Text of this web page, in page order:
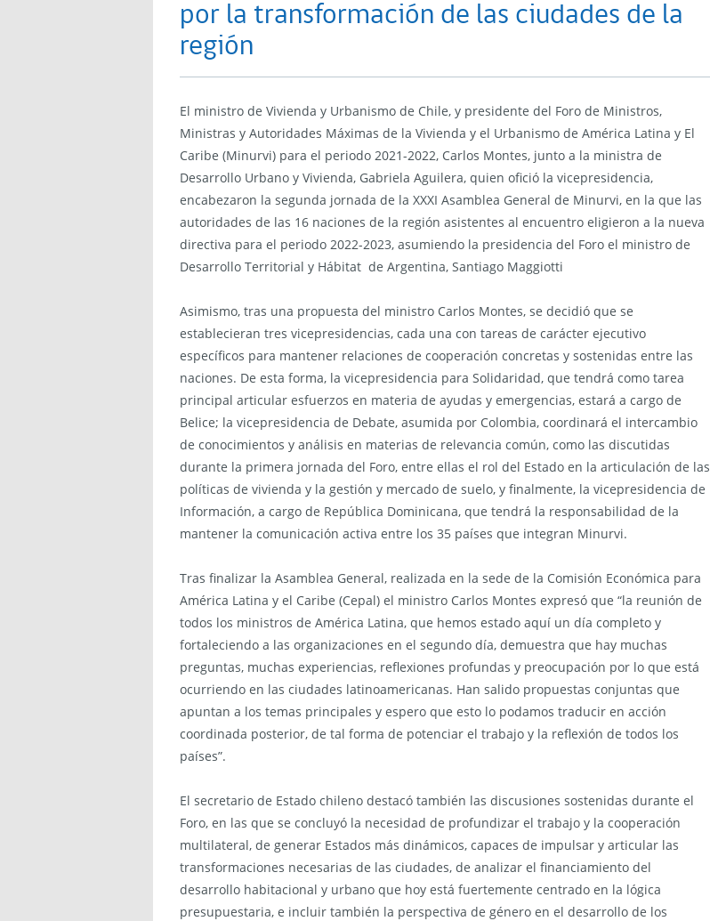
por la transformación de las ciudades de la
región
El ministro de Vivienda y Urbanismo de Chile, y presidente del Foro de Ministros,
Ministras y Autoridades Máximas de la Vivienda y el Urbanismo de América Latina y El
Caribe (Minurvi) para el periodo 2021-2022, Carlos Montes, junto a la ministra de
Desarrollo Urbano y Vivienda, Gabriela Aguilera, quien ofició la vicepresidencia,
encabezaron la segunda jornada de la XXXI Asamblea General de Minurvi, en la que las
autoridades de las 16 naciones de la región asistentes al encuentro eligieron a la nueva
directiva para el periodo 2022-2023, asumiendo la presidencia del Foro el ministro de
Desarrollo Territorial y Hábitat de Argentina, Santiago Maggiotti
Asimismo, tras una propuesta del ministro Carlos Montes, se decidió que se
establecieran tres vicepresidencias, cada una con tareas de carácter ejecutivo
específicos para mantener relaciones de cooperación concretas y sostenidas entre las
naciones. De esta forma, la vicepresidencia para Solidaridad, que tendrá como tarea
principal articular esfuerzos en materia de ayudas y emergencias, estará a cargo de
Belice; la vicepresidencia de Debate, asumida por Colombia, coordinará el intercambio
de conocimientos y análisis en materias de relevancia común, como las discutidas
durante la primera jornada del Foro, entre ellas el rol del Estado en la articulación de las
políticas de vivienda y la gestión y mercado de suelo, y finalmente, la vicepresidencia de
Información, a cargo de República Dominicana, que tendrá la responsabilidad de la
mantener la comunicación activa entre los 35 países que integran Minurvi.
Tras finalizar la Asamblea General, realizada en la sede de la Comisión Económica para
América Latina y el Caribe (Cepal) el ministro Carlos Montes expresó que “la reunión de
todos los ministros de América Latina, que hemos estado aquí un día completo y
fortaleciendo a las organizaciones en el segundo día, demuestra que hay muchas
preguntas, muchas experiencias, reflexiones profundas y preocupación por lo que está
ocurriendo en las ciudades latinoamericanas. Han salido propuestas conjuntas que
apuntan a los temas principales y espero que esto lo podamos traducir en acción
coordinada posterior, de tal forma de potenciar el trabajo y la reflexión de todos los
países”.
El secretario de Estado chileno destacó también las discusiones sostenidas durante el
Foro, en las que se concluyó la necesidad de profundizar el trabajo y la cooperación
multilateral, de generar Estados más dinámicos, capaces de impulsar y articular las
transformaciones necesarias de las ciudades, de analizar el financiamiento del
desarrollo habitacional y urbano que hoy está fuertemente centrado en la lógica
presupuestaria, e incluir también la perspectiva de género en el desarrollo de los